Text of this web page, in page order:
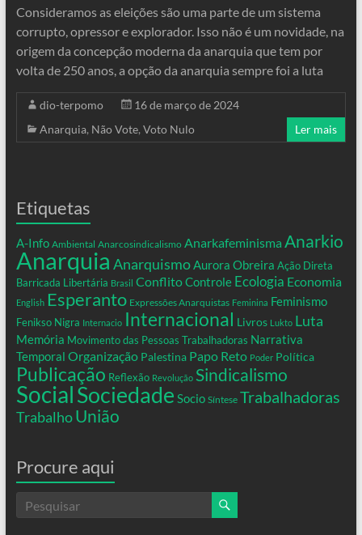
Consideramos as eleições são uma parte de um sistema
corrupto, opressor e explorador. Isso não é um novidade, na
origem da concepção moderna da anarquia que tem por
volta de 250 anos, a opção da anarquia sempre foi a luta
dio-terpomo
16 de março de 2024
Anarquia, Não Vote, Voto Nulo Ler mais
Etiquetas
A-Info Ambiental Anarcosindicalismo Anarkafeminisma Anarkio
Anarquia AnarquismoAurora Obreira Ação Direta
Barricada Libertária Brasil ConflitoControle Ecologia Economia
English Esperanto Expressões Anarquistas Feminina Feminismo
Fenikso Nigra Internacio Internacional Livros Lukto Luta
Memória Movimento das Pessoas Trabalhadoras Narrativa
Temporal Organização Palestina Papo Reto Poder Política
Publicação Reflexão Revolução Sindicalismo
SocialSociedade Socio Síntese Trabalhadoras
Trabalho União
Procure aqui